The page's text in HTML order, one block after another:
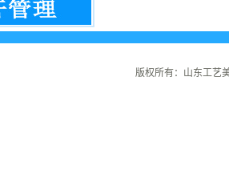
版权所有：山东工艺